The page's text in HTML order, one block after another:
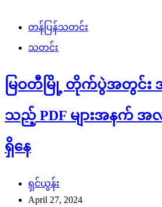
တန်ပြန်သတင်း
သတင်း
မြဝတီမြို့ တိုက်ပွဲအတွင်း
သည့် PDF များအနက် အ
ရှိနေ
ရှင်ယွန်း
April 27, 2024